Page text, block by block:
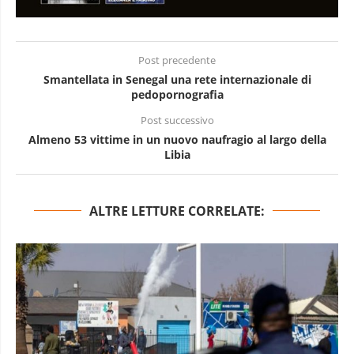
Post precedente
Smantellata in Senegal una rete internazionale di
pedopornografia
Post successivo
Almeno 53 vittime in un nuovo naufragio al largo della
Libia
ALTRE LETTURE CORRELATE: